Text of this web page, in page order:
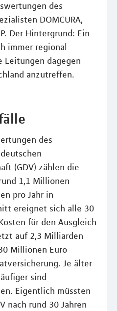
des
DOMCURA,
Der Hintergrund: Ein
immer regional
Leitungen dagegen
anzutreffen.
des
(GDV) zählen die
1,1 Millionen
pro Jahr in
ereignet sich alle 30
für den Ausgleich
auf 2,3 Milliarden
Millionen Euro
Je älter
sind
Eigentlich müssten
nach rund 30 Jahren